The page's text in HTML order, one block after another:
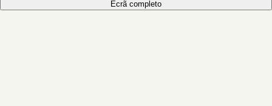
Ecrã completo